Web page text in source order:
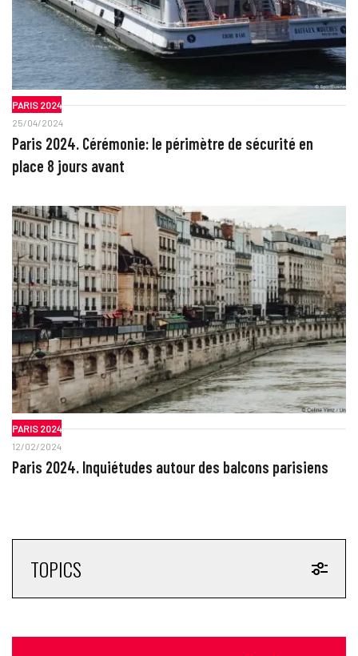
PARIS 2024
25/04/2024
Paris 2024. Cérémonie: le périmètre de sécurité en
place 8 jours avant
PARIS 2024
12/02/2024
Paris 2024. Inquiétudes autour des balcons parisiens
TOPICS